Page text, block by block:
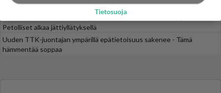
Henry-miljonääriltä
Olisitko uskonut, että nämä julkkikset lähtevät suosikkisarjaan?
Petolliset alkaa jättiyllätyksellä
Uuden TTK-juontajan ympärillä epätietoisuus sakenee - Tämä
hämmentää soppaa
Tietosuoja